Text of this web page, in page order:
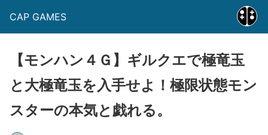
CAP GAMES
【モンハン４Ｇ】ギルクエで極竜玉
と大極竜玉を入手せよ！極限状態モン
スターの本気と戯れる。